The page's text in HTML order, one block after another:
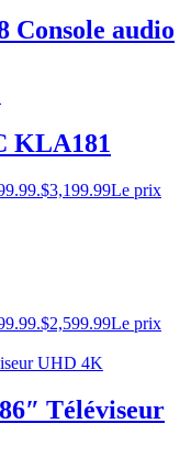
Console audio
KLA181
$3,199.99Le prix
$2,599.99Le prix
Téléviseur